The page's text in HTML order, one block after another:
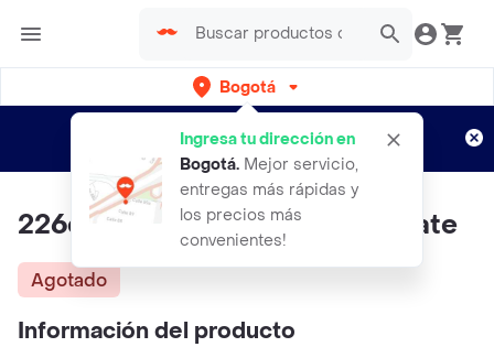
Bogotá
Ingresa tu dirección en
Bogotá. Mejor servicio,
entregas más rápidas y
los precios más
convenientes!
envíos gratis por semanas
Aplican TyC
226ers Barra Race Day Chocolate
Agotado
Información del producto